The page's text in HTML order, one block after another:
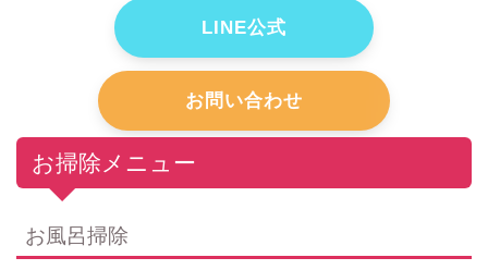
LINE公式
お問い合わせ
お掃除メニュー
お風呂掃除